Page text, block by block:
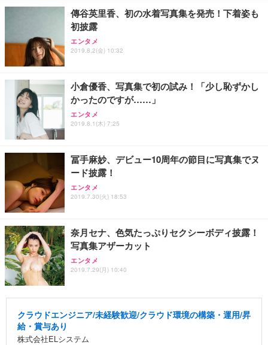
傳谷英里香、初の水着写真集を発売！下着姿も
初披露
エンタメ
2019.8.2(金) 10:32
小倉優香、写真集で初の試み！「少し恥ずかし
かったのですが……」
エンタメ
2019.8.1(木) 7:25
冨手麻妙、デビュー10周年の節目に写真集でヌ
ード披露！
エンタメ
2019.7.30(火) 18:53
奈月セナ、色気たっぷりセクシーボディ披露！
写真集アザーカット
エンタメ
2019.7.29(月) 10:40
クラウドエンジニア/未経験歓迎/クラウド環境の構築・運用/昇
給・賞与あり
株式会社ELシステム